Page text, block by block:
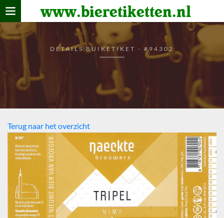
www.bieretiketten.nl
Home
verzamelen
De bierkaart
Bezoekers
DETAILS BUIKETIKET - #94302
Terug naar het overzicht